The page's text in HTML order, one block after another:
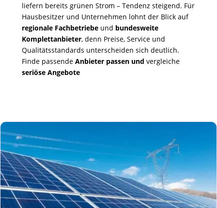
liefern bereits grünen Strom – Tendenz steigend. Für
Hausbesitzer und Unternehmen lohnt der Blick auf
regionale Fachbetriebeund bundesweite
Komplettanbieter, denn Preise, Service und
Qualitätsstandards unterscheiden sich deutlich.
Finde passendeAnbieter passen und vergleiche
seriöse Angebote